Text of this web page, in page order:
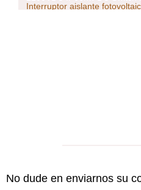
Interruptor aislante
No dude en enviarnos su